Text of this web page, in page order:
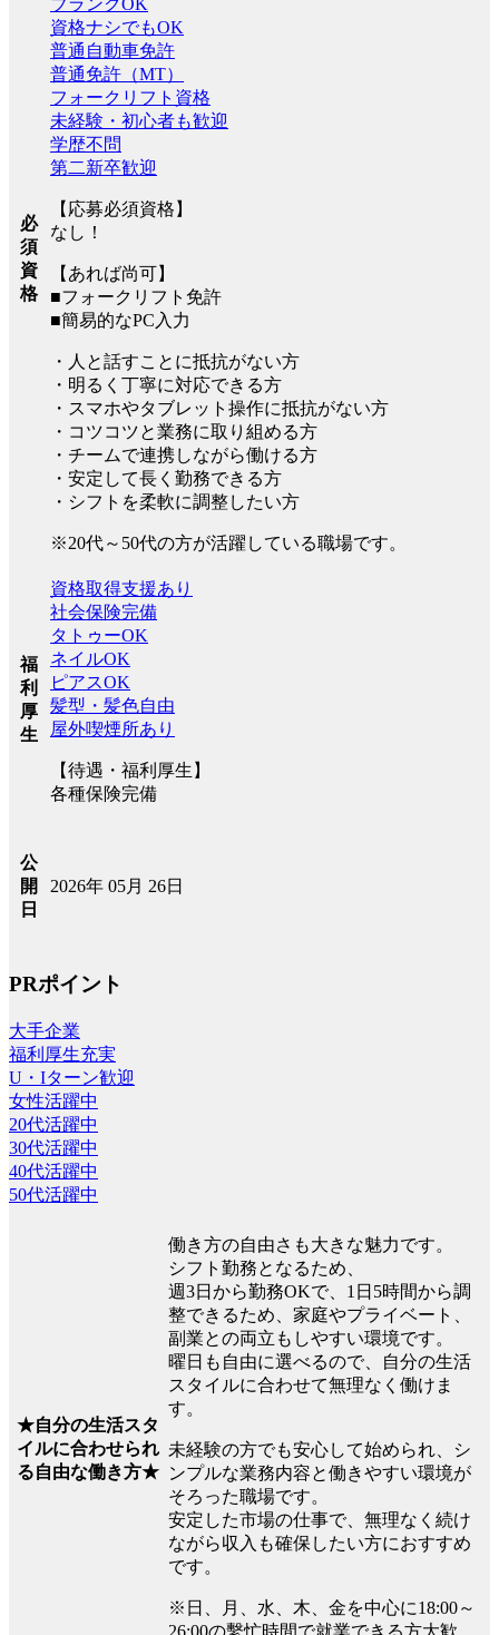
必
須
資
格
資格ナシでもOK
普通自動車免許
普通免許（MT）
フォークリフト資格
未経験・初心者も歓迎
学歴不問
第二新卒歓迎
【応募必須資格】
なし！
【あれば尚可】
■フォークリフト免許
■簡易的なPC入力
・人と話すことに抵抗がない方
・明るく丁寧に対応できる方
・スマホやタブレット操作に抵抗がない方
・コツコツと業務に取り組める方
・チームで連携しながら働ける方
・安定して長く勤務できる方
・シフトを柔軟に調整したい方
※20代～50代の方が活躍している職場です。
福
利
厚
生
資格取得支援あり
社会保険完備
タトゥーOK
ネイルOK
ピアスOK
髪型・髪色自由
屋外喫煙所あり
【待遇・福利厚生】
各種保険完備
公
開
日
2026年 05月 26日
PRポイント
大手企業
福利厚生充実
U・Iターン歓迎
女性活躍中
20代活躍中
30代活躍中
40代活躍中
50代活躍中
★自分の生活スタ
イルに合わせられ
る自由な働き方★
働き方の自由さも大きな魅力です。
シフト勤務となるため、
週3日から勤務OKで、1日5時間から調
整できるため、家庭やプライベート、
副業との両立もしやすい環境です。
曜日も自由に選べるので、自分の生活
スタイルに合わせて無理なく働けま
す。
未経験の方でも安心して始められ、シ
ンプルな業務内容と働きやすい環境が
そろった職場です。
安定した市場の仕事で、無理なく続け
ながら収入も確保したい方におすすめ
です。
※日、月、水、木、金を中心に18:00～